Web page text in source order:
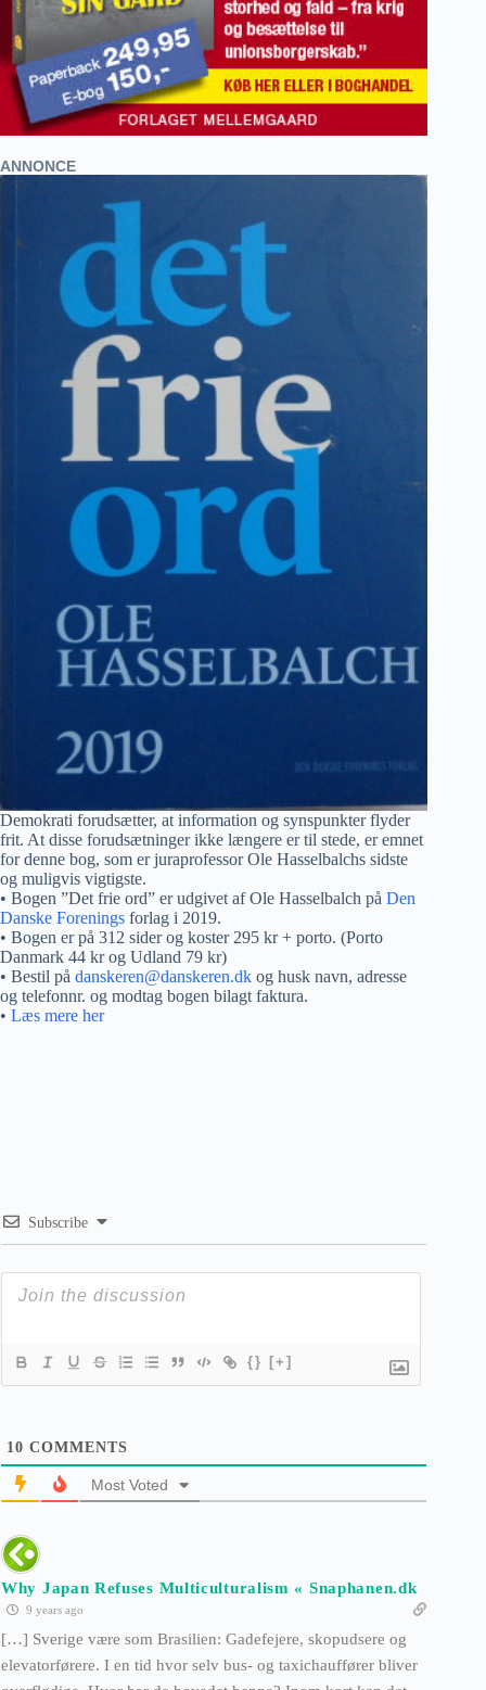
ANNONCE
Demokrati forudsætter, at information og synspunkter flyder
frit. At disse forudsætninger ikke længere er til stede, er emnet
for denne bog, som er juraprofessor Ole Hasselbalchs sidste
og muligvis vigtigste.
• Bogen ”Det frie ord” er udgivet af Ole Hasselbalch på Den
Danske Forenings forlag i 2019.
• Bogen er på 312 sider og koster 295 kr + porto. (Porto
Danmark 44 kr og Udland 79 kr)
• Bestil på danskeren@danskeren.dk og husk navn, adresse
og telefonnr. og modtag bogen bilagt faktura.
• Læs mere her
Subscribe
{} [+]
10 COMMENTS
Most Voted
Why Japan Refuses Multiculturalism « Snaphanen.dk
9 years ago
[…] Sverige være som Brasilien: Gadefejere, skopudsere og
elevatorførere. I en tid hvor selv bus- og taxichauffører bliver